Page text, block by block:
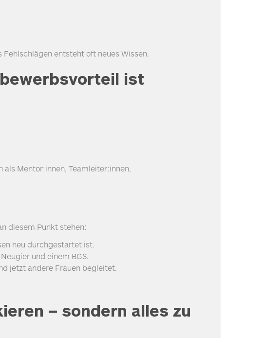
entsteht oft neues Wissen.
ist
Mentor:innen, Teamleiter:innen,
diesem Punkt stehen:
neu durchgestartet ist.
und einem BGS.
jetzt andere Frauen begleitet.
– sondern alles zu